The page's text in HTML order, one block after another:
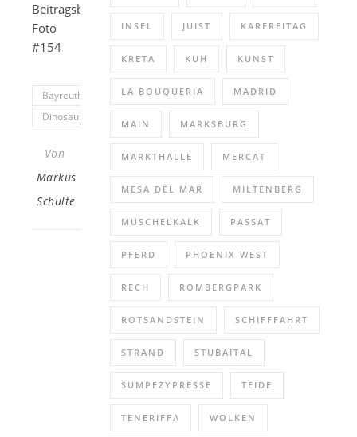
Beitragsbild:
Foto
#154
Bayreuth
Dinosaurier
Von
Markus
Schulte
INSEL JUIST KARFREITAG
KRETA KUH KUNST
LA BOUQUERIA MADRID
MAIN MARKSBURG
MARKTHALLE MERCAT
MESA DEL MAR MILTENBERG
MUSCHELKALK PASSAT
PFERD PHOENIX WEST
RECH ROMBERGPARK
ROTSANDSTEIN SCHIFFFAHRT
STRAND STUBAITAL
SUMPFZYPRESSE TEIDE
TENERIFFA WOLKEN